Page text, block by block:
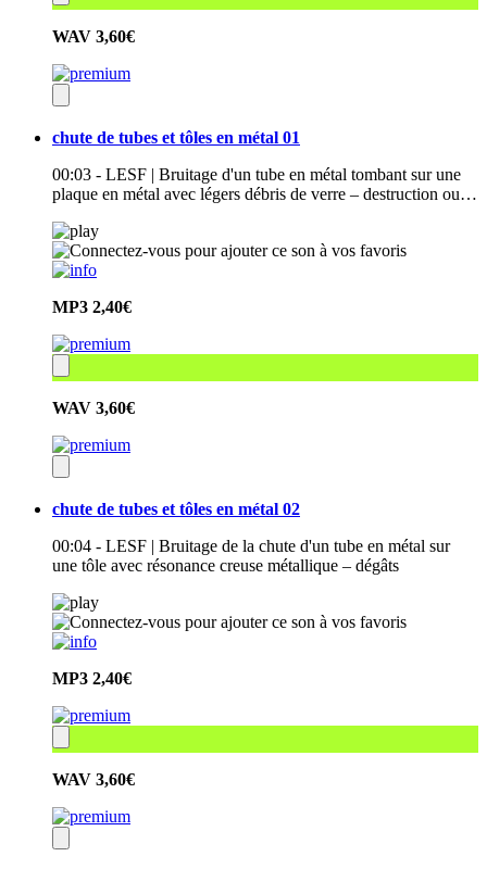
WAV 3,60€
chute de tubes et tôles en métal 01
00:03 - LESF | Bruitage d'un tube en métal tombant sur une
plaque en métal avec légers débris de verre – destruction ou…
MP3 2,40€
WAV 3,60€
chute de tubes et tôles en métal 02
00:04 - LESF | Bruitage de la chute d'un tube en métal sur
une tôle avec résonance creuse métallique – dégâts
MP3 2,40€
WAV 3,60€